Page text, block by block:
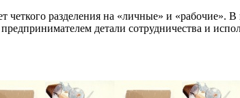
разделения на «личные» и «рабочие».
детали сотрудничества и